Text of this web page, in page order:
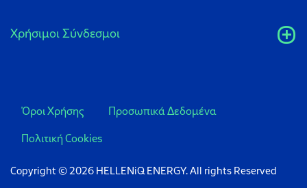
Xρήσιμοι Σύνδεσμοι
Όροι Χρήσης Προσωπικά Δεδομένα
Πολιτική Cookies
Copyright © 2026 HELLENiQ ENERGY. All rights Reserved